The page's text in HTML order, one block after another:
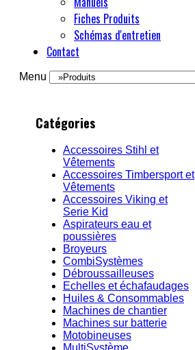
Fiches Produits
Schémas d'entretien
Contact
Menu
Catégories
Accessoires Stihl et
Vêtements
Accessoires Timbersport et
Vêtements
Accessoires Viking et
Serie Kid
Aspirateurs eau et
poussières
Broyeurs
CombiSystèmes
Débroussailleuses
Echelles et échafaudages
Huiles & Consommables
Machines de chantier
Machines sur batterie
Motobineuses